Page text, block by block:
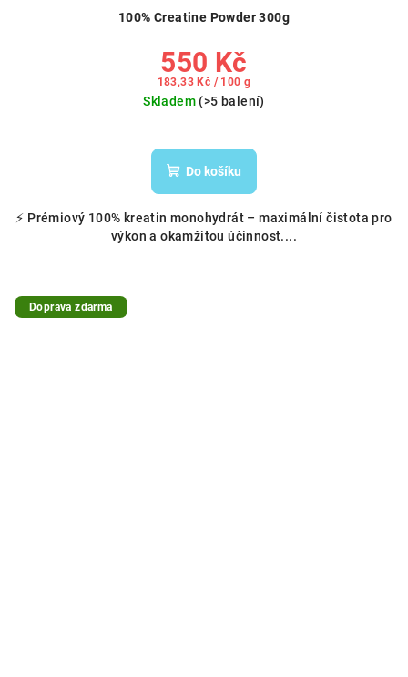
100% Creatine Powder 300g
550 Kč
Měrná
183,33 Kč / 100 g
Skladem (>5 balení)
Do košíku
⚡ Prémiový 100% kreatin monohydrát – maximální čistota pro
výkon a okamžitou účinnost....
Doprava zdarma